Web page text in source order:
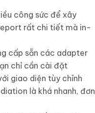
công sức để xây
rất chi tiết mà in-
cấp sẵn các adapter
chỉ cần cài đặt
giao diện tùy chỉnh
là khá nhanh, đơn